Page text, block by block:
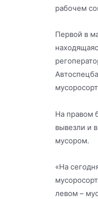
рабочем
Первой в
На правом
вывезли и
мусором.
«На
левом –